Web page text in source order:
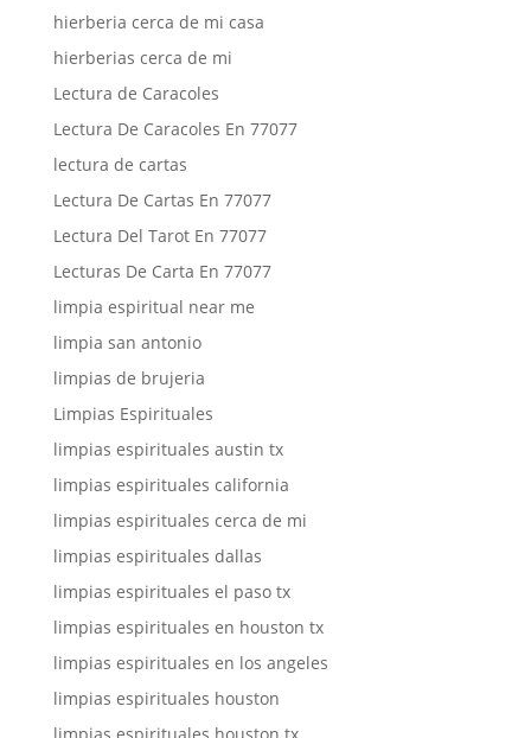
hierberia cerca de mi casa
hierberias cerca de mi
Lectura de Caracoles
Lectura De Caracoles En 77077
lectura de cartas
Lectura De Cartas En 77077
Lectura Del Tarot En 77077
Lecturas De Carta En 77077
limpia espiritual near me
limpia san antonio
limpias de brujeria
Limpias Espirituales
limpias espirituales austin tx
limpias espirituales california
limpias espirituales cerca de mi
limpias espirituales dallas
limpias espirituales el paso tx
limpias espirituales en houston tx
limpias espirituales en los angeles
limpias espirituales houston